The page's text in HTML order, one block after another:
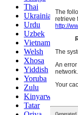
Thai
Ukrainian
Urdu
Uzbek
Vietnamese
Welsh
Xhosa
Yiddish
Yoruba
Zulu
Kinyarwanda
Tatar